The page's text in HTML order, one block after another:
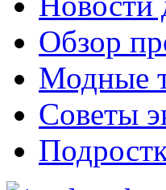
Обзор
Модные
Советы